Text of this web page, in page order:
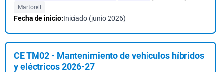
Martorell
Fecha de inicio:Iniciado (junio 2026)
CE TM02 - Mantenimiento de vehículos híbridos
y eléctricos 2026-27